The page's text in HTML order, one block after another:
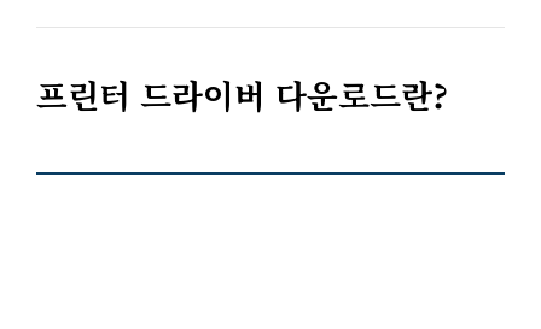
프린터 드라이버 다운로드란?